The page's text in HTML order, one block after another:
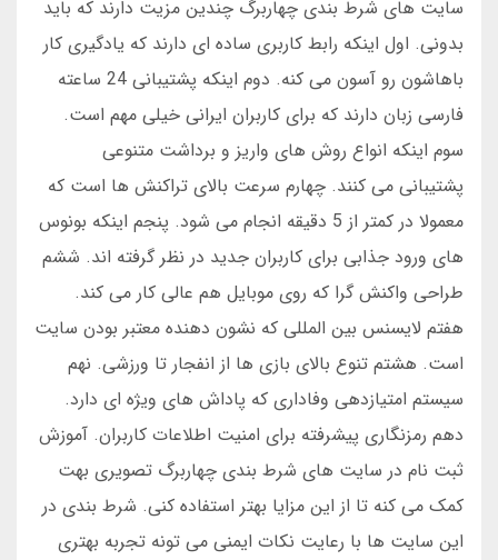
سایت های شرط بندی چهاربرگ چندین مزیت دارند که باید
بدونی. اول اینکه رابط کاربری ساده ای دارند که یادگیری کار
باهاشون رو آسون می کنه. دوم اینکه پشتیبانی 24 ساعته
فارسی زبان دارند که برای کاربران ایرانی خیلی مهم است.
سوم اینکه انواع روش های واریز و برداشت متنوعی
پشتیبانی می کنند. چهارم سرعت بالای تراکنش ها است که
معمولا در کمتر از 5 دقیقه انجام می شود. پنجم اینکه بونوس
های ورود جذابی برای کاربران جدید در نظر گرفته اند. ششم
طراحی واکنش گرا که روی موبایل هم عالی کار می کند.
هفتم لایسنس بین المللی که نشون دهنده معتبر بودن سایت
است. هشتم تنوع بالای بازی ها از انفجار تا ورزشی. نهم
سیستم امتیازدهی وفاداری که پاداش های ویژه ای دارد.
دهم رمزنگاری پیشرفته برای امنیت اطلاعات کاربران. آموزش
ثبت نام در سایت های شرط بندی چهاربرگ تصویری بهت
کمک می کنه تا از این مزایا بهتر استفاده کنی. شرط بندی در
این سایت ها با رعایت نکات ایمنی می تونه تجربه بهتری